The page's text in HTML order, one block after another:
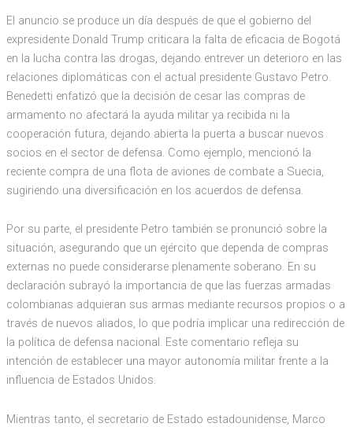
El anuncio se produce un día después de que el gobierno del
expresidente Donald Trump criticara la falta de eficacia de Bogotá
en la lucha contra las drogas, dejando entrever un deterioro en las
relaciones diplomáticas con el actual presidente Gustavo Petro.
Benedetti enfatizó que la decisión de cesar las compras de
armamento no afectará la ayuda militar ya recibida ni la
cooperación futura, dejando abierta la puerta a buscar nuevos
socios en el sector de defensa. Como ejemplo, mencionó la
reciente compra de una flota de aviones de combate a Suecia,
sugiriendo una diversificación en los acuerdos de defensa.
Por su parte, el presidente Petro también se pronunció sobre la
situación, asegurando que un ejército que dependa de compras
externas no puede considerarse plenamente soberano. En su
declaración subrayó la importancia de que las fuerzas armadas
colombianas adquieran sus armas mediante recursos propios o a
través de nuevos aliados, lo que podría implicar una redirección de
la política de defensa nacional. Este comentario refleja su
intención de establecer una mayor autonomía militar frente a la
influencia de Estados Unidos.
Mientras tanto, el secretario de Estado estadounidense, Marco